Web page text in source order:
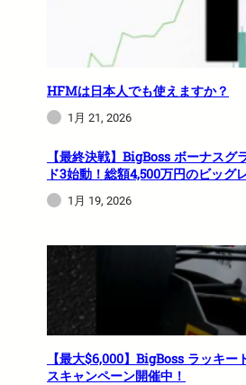
HFMは日本人でも使えますか？
1月 21, 2026
【最終決戦】BigBoss ボーナスグ
ド3始動！総額4,500万円のビッグ
1月 19, 2026
【最大$6,000】BigBoss ラッキー
スキャンペーン開催中！